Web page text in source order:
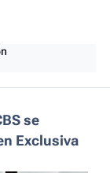
se
Exclusiva